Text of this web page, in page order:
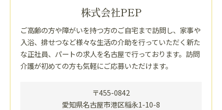
株式会社PEP
ご高齢の方や障がいを持つ方のご自宅まで訪問し、家事や
入浴、排せつなど様々な生活の介助を行っていただく新た
な正社員、パートの求人を名古屋で行っております。訪問
介護が初めての方も気軽にご応募いただけます。
〒455-0842
愛知県名古屋市港区稲永1-10-8